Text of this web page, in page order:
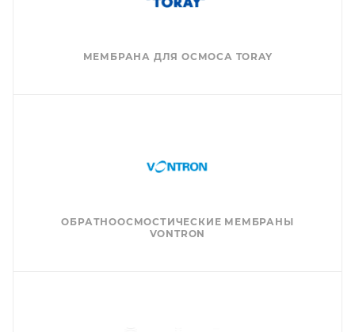
МЕМБРАНА ДЛЯ ОСМОСА TORAY
ОБРАТНООСМОСТИЧЕСКИЕ МЕМБРАНЫ
VONTRON